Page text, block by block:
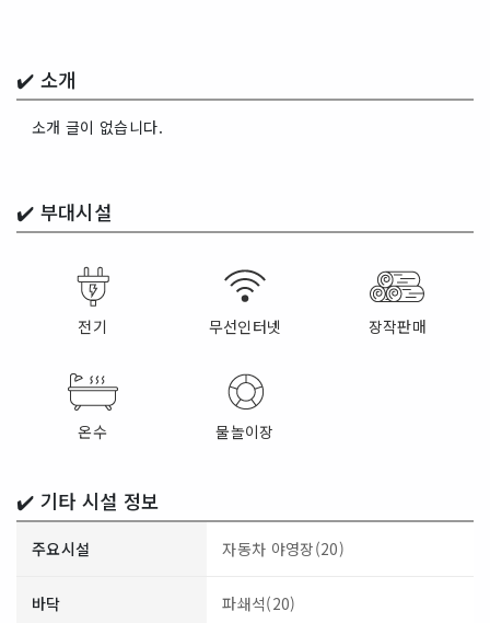
✔️ 소개
소개 글이 없습니다.
✔️ 부대시설
전기 무선인터넷 장작판매
온수 물놀이장
✔️ 기타 시설 정보
주요시설 자동차 야영장(20)
바닥 파쇄석(20)